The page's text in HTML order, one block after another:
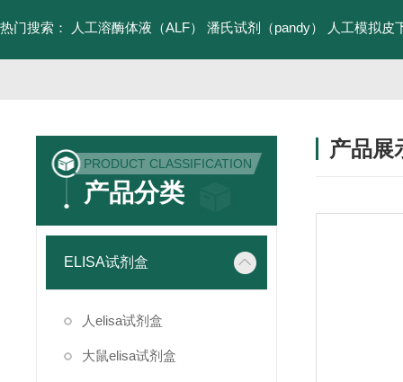
热门搜索： 人工溶酶体液（ALF） 潘氏试剂（pandy） 人工模拟皮
PRODUCT CLASSIFICATION
产品分类
ELISA试剂盒
人elisa试剂盒
大鼠elisa试剂盒
产品展